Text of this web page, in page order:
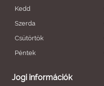
Kedd
Szerda
Csütörtök
Péntek
Jogi információk